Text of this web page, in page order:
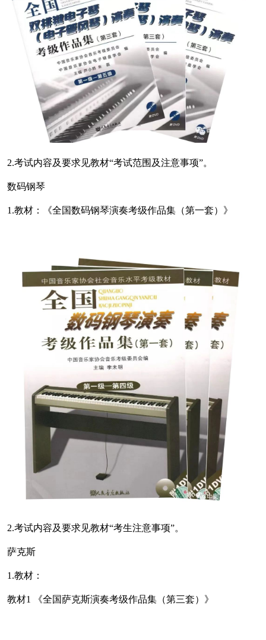
2.考试内容及要求见教材“考试范围及注意事项”。
数码钢琴
1.教材：《全国数码钢琴演奏考级作品集（第一套）》
2.考试内容及要求见教材“考生注意事项”。
萨克斯
1.教材：
教材1 《全国萨克斯演奏考级作品集（第三套）》